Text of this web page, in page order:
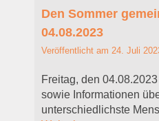
Den Sommer
04.08.2023
Veröffentlicht am 24. Juli
Freitag, den
sowie Informationen
unterschiedlichste